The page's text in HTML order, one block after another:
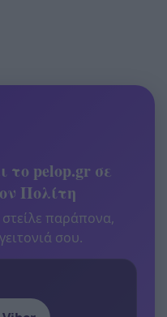
το pelop.gr σε
Πολίτη
παράπονα,
σου.